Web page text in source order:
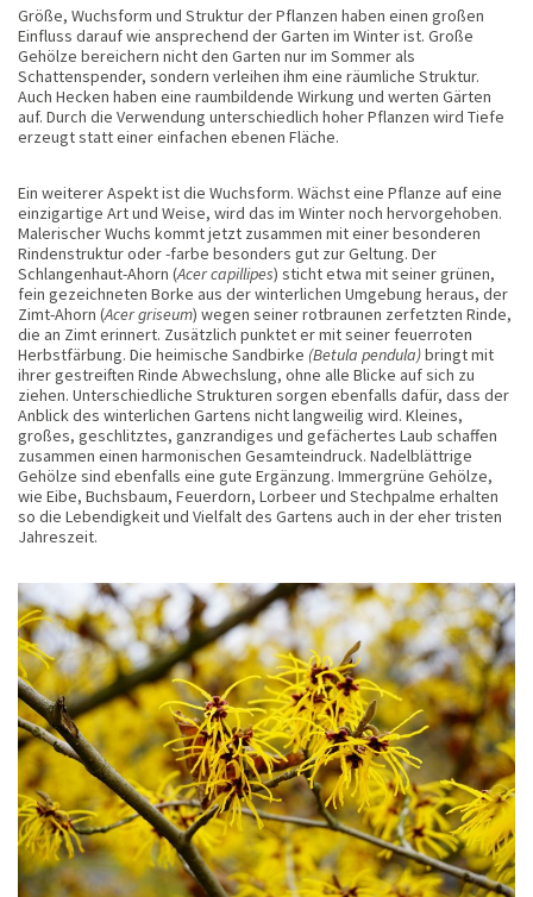
Größe, Wuchsform und Struktur der Pflanzen haben einen großen
Einfluss darauf wie ansprechend der Garten im Winter ist. Große
Gehölze bereichern nicht den Garten nur im Sommer als
Schattenspender, sondern verleihen ihm eine räumliche Struktur.
Auch Hecken haben eine raumbildende Wirkung und werten Gärten
auf. Durch die Verwendung unterschiedlich hoher Pflanzen wird Tiefe
erzeugt statt einer einfachen ebenen Fläche.
Ein weiterer Aspekt ist die Wuchsform. Wächst eine Pflanze auf eine
einzigartige Art und Weise, wird das im Winter noch hervorgehoben.
Malerischer Wuchs kommt jetzt zusammen mit einer besonderen
Rindenstruktur oder -farbe besonders gut zur Geltung. Der
Schlangenhaut-Ahorn (Acer capillipes) sticht etwa mit seiner grünen,
fein gezeichneten Borke aus der winterlichen Umgebung heraus, der
Zimt-Ahorn (Acer griseum) wegen seiner rotbraunen zerfetzten Rinde,
die an Zimt erinnert. Zusätzlich punktet er mit seiner feuerroten
Herbstfärbung. Die heimische Sandbirke (Betula pendula)bringt mit
ihrer gestreiften Rinde Abwechslung, ohne alle Blicke auf sich zu
ziehen. Unterschiedliche Strukturen sorgen ebenfalls dafür, dass der
Anblick des winterlichen Gartens nicht langweilig wird. Kleines,
großes, geschlitztes, ganzrandiges und gefächertes Laub schaffen
zusammen einen harmonischen Gesamteindruck. Nadelblättrige
Gehölze sind ebenfalls eine gute Ergänzung. Immergrüne Gehölze,
wie Eibe, Buchsbaum, Feuerdorn, Lorbeer und Stechpalme erhalten
so die Lebendigkeit und Vielfalt des Gartens auch in der eher tristen
Jahreszeit.